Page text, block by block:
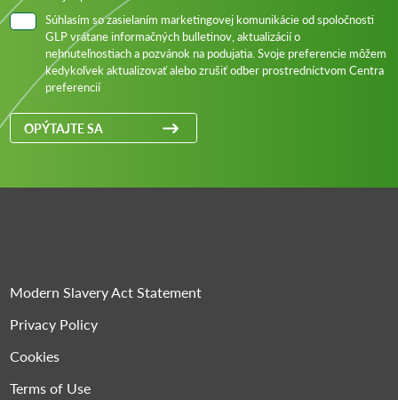
Súhlasím so zasielaním marketingovej komunikácie od spoločnosti
GLP vrátane informačných bulletinov, aktualizácií o
nehnuteľnostiach a pozvánok na podujatia. Svoje preferencie môžem
kedykoľvek aktualizovať alebo zrušiť odber prostredníctvom Centra
preferencií
OPÝTAJTE SA
Modern Slavery Act Statement
Privacy Policy
Cookies
Terms of Use